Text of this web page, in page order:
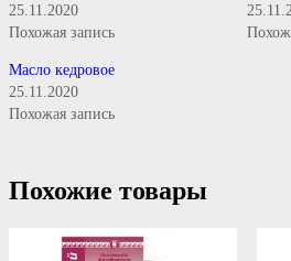
25.11.2020
Похожая запись
Масло кедровое
25.11.2020
Похожая запись
Похожие товары